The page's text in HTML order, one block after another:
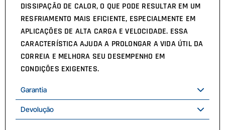
DISSIPAÇÃO DE CALOR, O QUE PODE RESULTAR EM UM
RESFRIAMENTO MAIS EFICIENTE, ESPECIALMENTE EM
APLICAÇÕES DE ALTA CARGA E VELOCIDADE. ESSA
CARACTERÍSTICA AJUDA A PROLONGAR A VIDA ÚTIL DA
CORREIA E MELHORA SEU DESEMPENHO EM
CONDIÇÕES EXIGENTES.
Garantia
Devolução